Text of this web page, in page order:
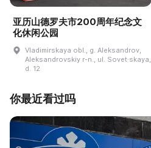
亚历山德罗夫市200周年纪念文
化休闲公园
Vladimirskaya obl., g. Aleksandrov,
Aleksandrovskiy r-n., ul. Sovet·skaya,
d. 12
你最近看过吗